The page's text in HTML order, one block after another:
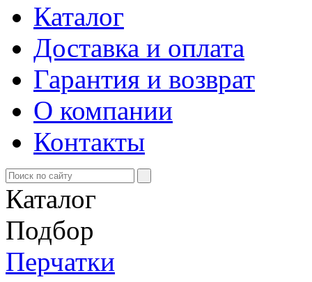
Каталог
Доставка и оплата
Гарантия и возврат
О компании
Контакты
Каталог
Подбор
Перчатки